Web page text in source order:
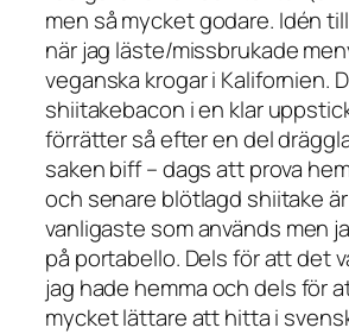
men så mycket godare. Idén
när jag läste/missbrukade
veganska krogar i Kalifornien.
shiitakebacon i en klar
förrätter så efter en del
saken biff – dags att prova
och senare blötlagd shiitake
vanligaste som används men
på portabello. Dels för att det
jag hade hemma och dels för
mycket lättare att hitta i